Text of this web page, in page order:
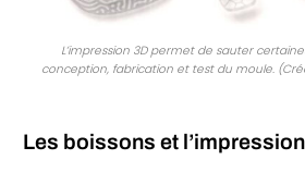
L’impression 3D permet de sauter
conception, fabrication et test du moule.
Les boissons et